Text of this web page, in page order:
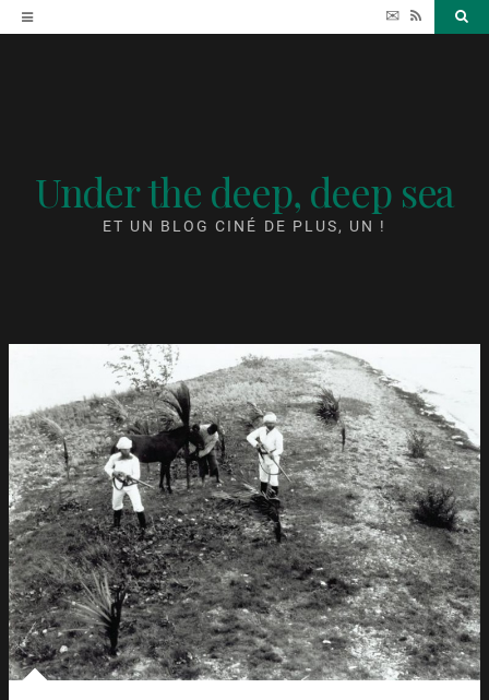
Accéder
au
✉ RSS
Under the deep, deep sea
ET UN BLOG CINÉ DE PLUS, UN !